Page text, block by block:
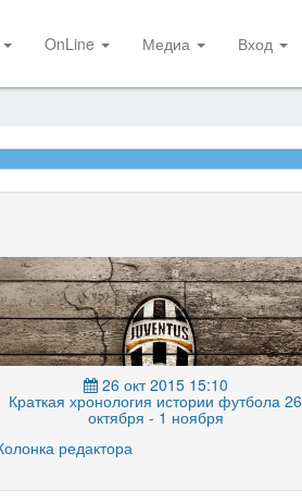
OnLine Медиа Вход
26 окт 2015 15:10
Краткая хронология истории футбола 26
октября - 1 ноября
редактора